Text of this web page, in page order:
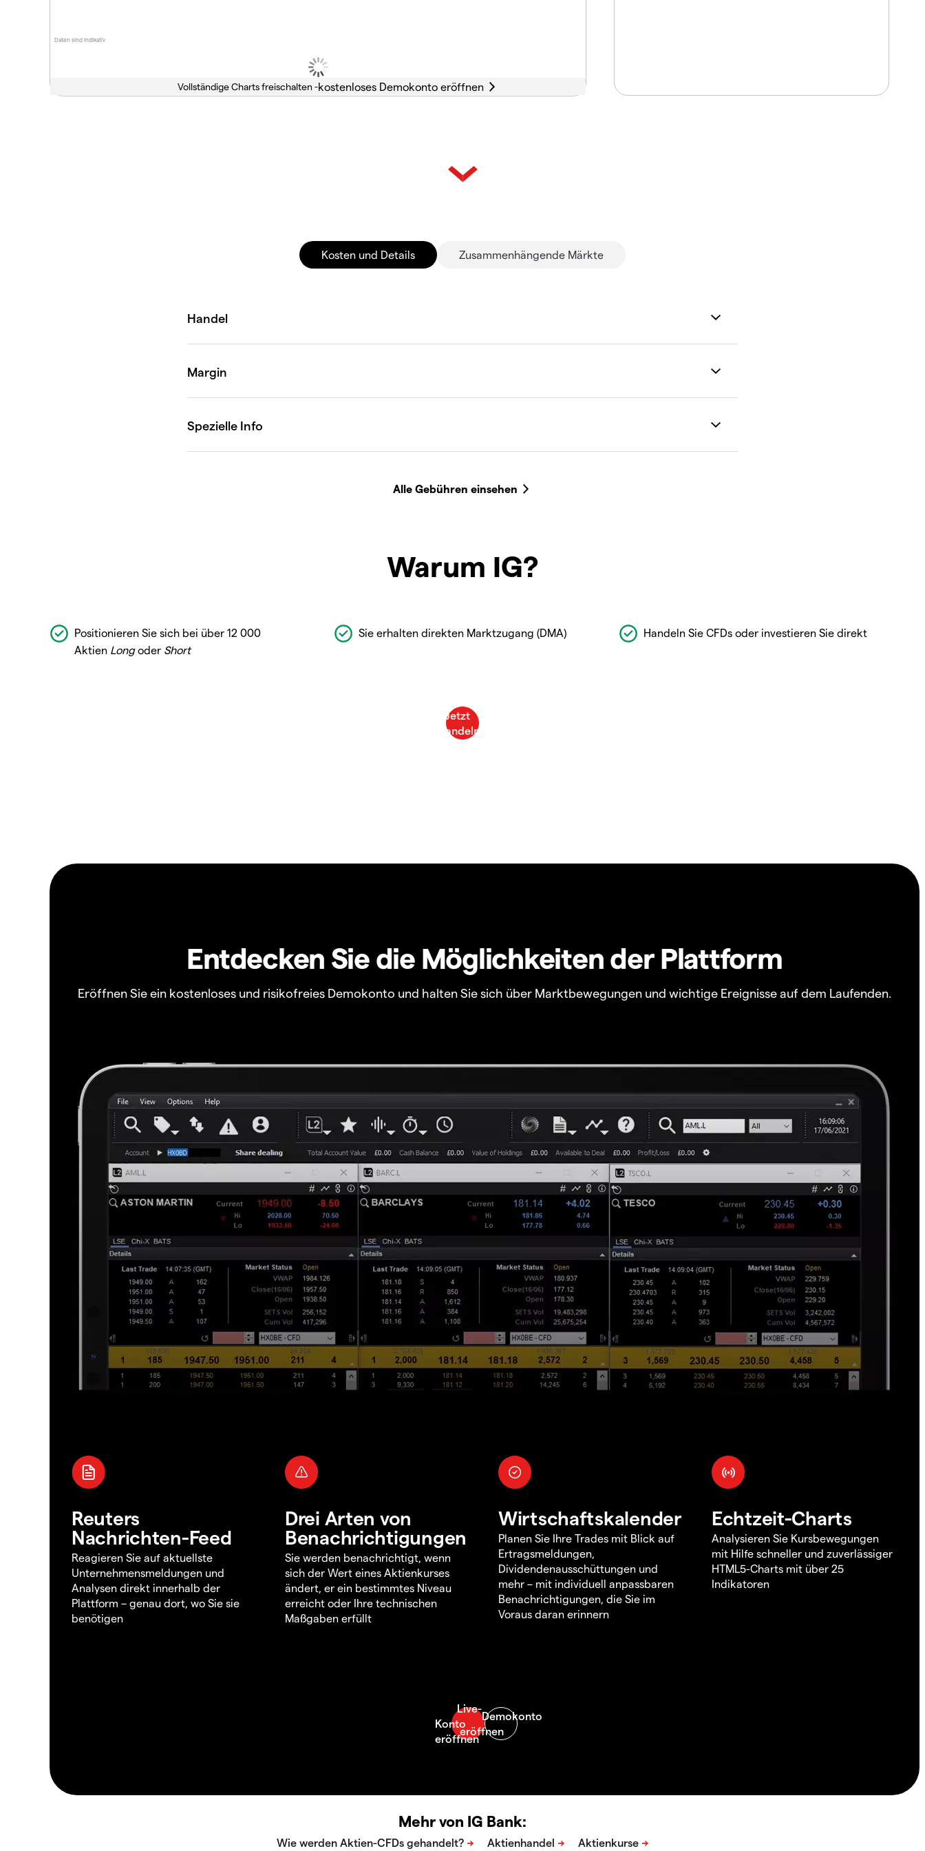
Daten sind indikativ
Vollständige Charts freischalten -
Kosten und Details Zusammenhängende Märkte
Warum IG?
Positionieren Sie sich bei über 12 000
Aktien Longoder Short
Sie erhalten direkten Marktzugang (DMA) Handeln Sie CFDs oder investieren Sie direkt
Entdecken Sie die Möglichkeiten der Plattform
Eröffnen Sie ein kostenloses und risikofreies Demokonto und halten Sie sich über Marktbewegungen und wichtige Ereignisse auf dem Laufenden.
Reuters
Nachrichten-Feed
Reagieren Sie auf aktuellste
Unternehmensmeldungen und
Analysen direkt innerhalb der
Plattform – genau dort, wo Sie sie
benötigen
Drei Arten von
Benachrichtigungen
Sie werden benachrichtigt, wenn
sich der Wert eines Aktienkurses
ändert, er ein bestimmtes Niveau
erreicht oder Ihre technischen
Maßgaben erfüllt
Wirtschaftskalender
Planen Sie Ihre Trades mit Blick auf
Ertragsmeldungen,
Dividendenausschüttungen und
mehr – mit individuell anpassbaren
Benachrichtigungen, die Sie im
Voraus daran erinnern
Echtzeit-Charts
Analysieren Sie Kursbewegungen
mit Hilfe schneller und zuverlässiger
HTML5-Charts mit über 25
Indikatoren
Mehr von IG Bank: